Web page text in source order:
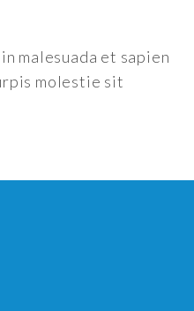
malesuada et sapien
molestie sit